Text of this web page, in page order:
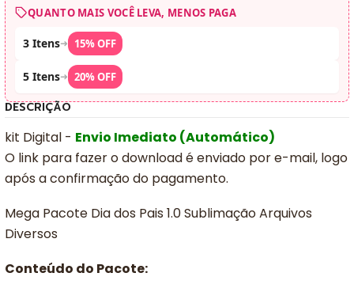
QUANTO MAIS VOCÊ LEVA, MENOS PAGA
3 Itens➜ 15% OFF
5 Itens➜ 20% OFF
DESCRIÇÃO
kit Digital - Envio Imediato (Automático)
O link para fazer o download é enviado por e-mail, logo
após a confirmação do pagamento.
Mega Pacote Dia dos Pais 1.0 Sublimação Arquivos
Diversos
Conteúdo do Pacote: